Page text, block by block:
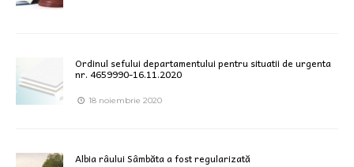
Ordinul sefului departamentului pentru situatii de urgenta
nr. 4659990-16.11.2020
18 noiembrie 2020
Albia râului Sâmbăta a fost regularizată